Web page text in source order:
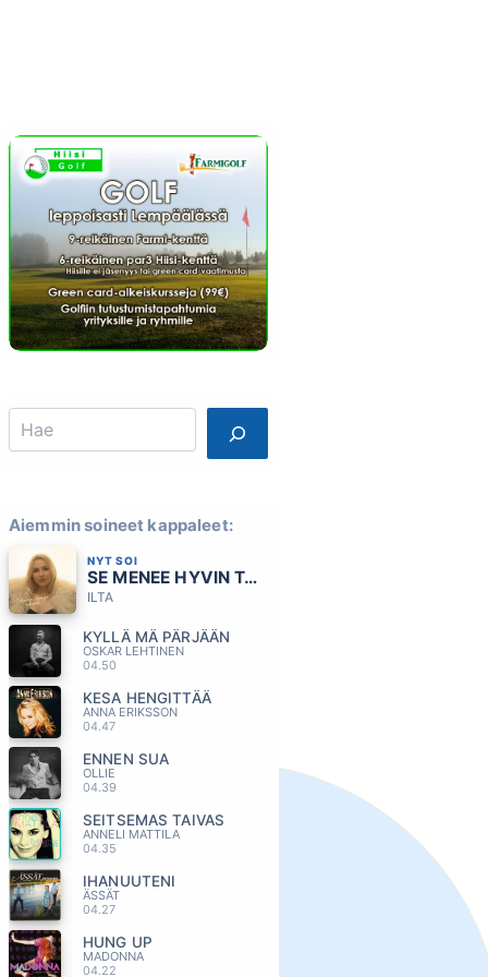
Search
Aiemmin soineet kappaleet:
NYT SOI
SE MENEE HYVIN TAI SE MENEE OHI
ILTA
KYLLÄ MÄ PÄRJÄÄN
OSKAR LEHTINEN
04.50
KESA HENGITTÄÄ
ANNA ERIKSSON
04.47
ENNEN SUA
OLLIE
04.39
SEITSEMAS TAIVAS
ANNELI MATTILA
04.35
IHANUUTENI
ÄSSÄT
04.27
HUNG UP
MADONNA
04.22